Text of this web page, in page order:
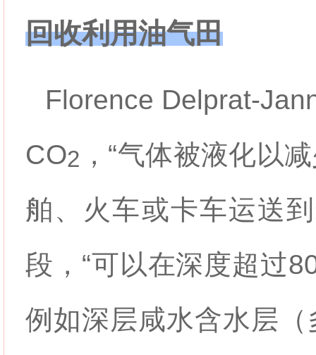
回收利用油气田
Florence Delprat-
CO2 ，“气体被液化以
舶、火车或卡车运送
段，“可以在深度超过
例如深层咸水含水层